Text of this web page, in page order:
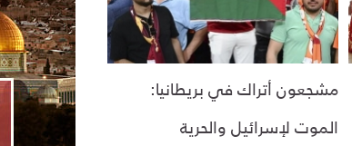
مشجعون أتراك في بريطانيا:
الموت لإسرائيل والحرية